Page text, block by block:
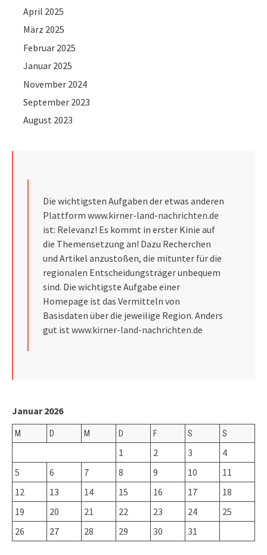
April 2025
März 2025
Februar 2025
Januar 2025
November 2024
September 2023
August 2023
Die wichtigsten Aufgaben der etwas anderen
Plattform www.kirner-land-nachrichten.de
ist: Relevanz! Es kommt in erster Kinie auf
die Themensetzung an! Dazu Recherchen
und Artikel anzustoßen, die mitunter für die
regionalen Entscheidungsträger unbequem
sind. Die wichtigste Aufgabe einer
Homepage ist das Vermitteln von
Basisdaten über die jeweilige Region. Anders
gut ist www.kirner-land-nachrichten.de
Januar 2026
M D M D F S S
1 2 3
4
5
6 7 8 9 10
11
12
13 14 15 16 17
18
19
20 21 22 23 24
25
26
27 28 29 30 31